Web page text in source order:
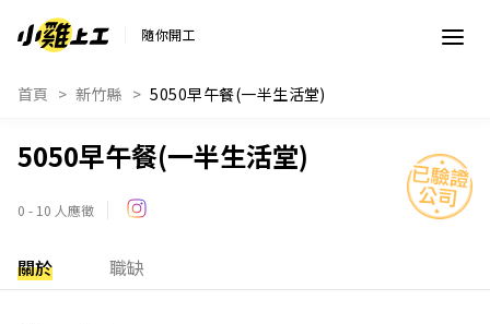
隨你開工
首頁 新竹縣 5050早午餐(一半生活堂)
5050早午餐(一半生活堂)
0 - 10 人應徵
關於 職缺